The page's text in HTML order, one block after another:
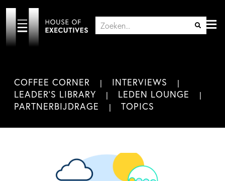
COFFEE CORNER
INTERVIEWS
LEADER'S LIBRARY
LEDEN LOUNGE
PARTNERBIJDRAGE
TOPICS